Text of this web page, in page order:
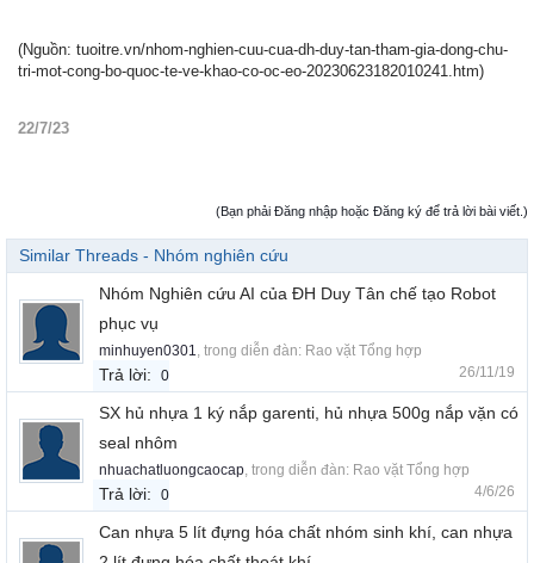
(Nguồn: tuoitre.vn/nhom-nghien-cuu-cua-dh-duy-tan-tham-gia-dong-chu-
tri-mot-cong-bo-quoc-te-ve-khao-co-oc-eo-20230623182010241.htm)
22/7/23
(Bạn phải Đăng nhập hoặc Đăng ký để trả lời bài viết.)
Similar Threads - Nhóm nghiên cứu
Nhóm Nghiên cứu AI của ĐH Duy Tân chế tạo Robot
phục vụ
minhuyen0301, trong diễn đàn: Rao vặt Tổng hợp
Trả lời: 0 26/11/19
SX hủ nhựa 1 ký nắp garenti, hủ nhựa 500g nắp vặn có
seal nhôm
nhuachatluongcaocap, trong diễn đàn: Rao vặt Tổng hợp
Trả lời: 0 4/6/26
Can nhựa 5 lít đựng hóa chất nhóm sinh khí, can nhựa